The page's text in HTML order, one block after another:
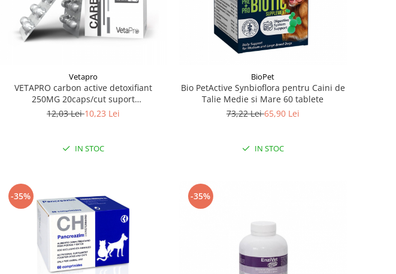
Vetapro
VETAPRO carbon active detoxifiant
250MG 20caps/cut suport
gastrointestinal caini si pisici
12,03 Lei10,23 Lei
IN STOC
BioPet
Bio PetActive Synbioflora pentru Caini de
Talie Medie si Mare 60 tablete
73,22 Lei65,90 Lei
IN STOC
-35% -35%